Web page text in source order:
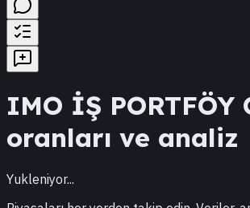
IMO İŞ PORTFÖY
oranları ve analiz
Yukleniyor...